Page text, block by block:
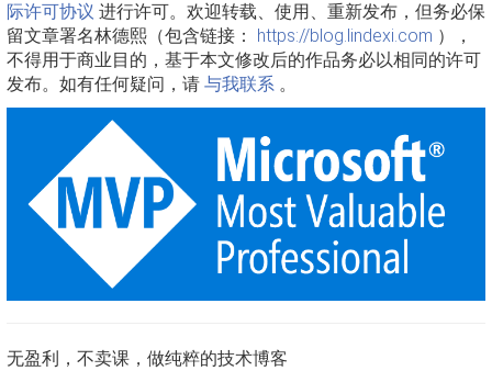
际许可协议 进行许可。欢迎转载、使用、重新发布，但务必保
留文章署名林德熙（包含链接： https://blog.lindexi.com ），
不得用于商业目的，基于本文修改后的作品务必以相同的许可
发布。如有任何疑问，请 与我联系 。
无盈利，不卖课，做纯粹的技术博客